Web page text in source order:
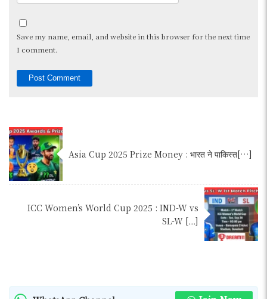
Save my name, email, and website in this browser for the next time
I comment.
Asia Cup 2025 Prize Money : भारत ने पाकिस्त[…]
ICC Women’s World Cup 2025 : IND-W vs
SL-W […]